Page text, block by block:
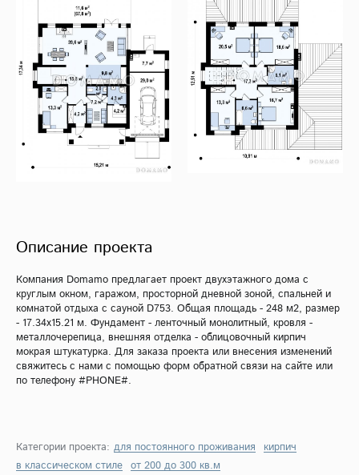
Описание проекта
Компания Domamo предлагает проект двухэтажного дома с
круглым окном, гаражом, просторной дневной зоной, спальней и
комнатой отдыха с сауной D753. Общая площадь - 248 м2, размер
- 17.34х15.21 м. Фундамент - ленточный монолитный, кровля -
металлочерепица, внешняя отделка - облицовочный кирпич
мокрая штукатурка. Для заказа проекта или внесения изменений
свяжитесь с нами с помощью форм обратной связи на сайте или
по телефону #PHONE#.
Категории проекта: для постоянного проживания
кирпич
в классическом стиле от 200 до 300 кв.м